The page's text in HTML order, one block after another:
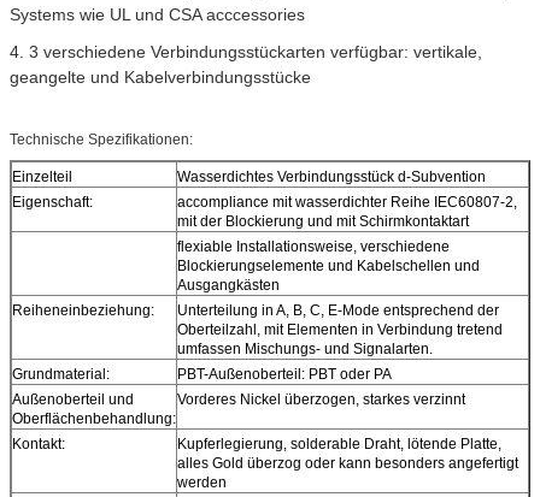
Systems wie UL und CSA acccessories
4. 3 verschiedene Verbindungsstückarten verfügbar: vertikale,
geangelte und Kabelverbindungsstücke
Technische Spezifikationen:
Einzelteil
Wasserdichtes Verbindungsstück d-Subvention
Eigenschaft:
accompliance mit wasserdichter Reihe IEC60807-2,
mit der Blockierung und mit Schirmkontaktart
flexiable Installationsweise, verschiedene
Blockierungselemente und Kabelschellen und
Ausgangkästen
Reiheneinbeziehung:
Unterteilung in A, B, C, E-Mode entsprechend der
Oberteilzahl, mit Elementen in Verbindung tretend
umfassen Mischungs- und Signalarten.
Grundmaterial:
PBT-Außenoberteil: PBT oder PA
Außenoberteil und
Oberflächenbehandlung:
Vorderes Nickel überzogen, starkes verzinnt
Kontakt:
Kupferlegierung, solderable Draht, lötende Platte,
alles Gold überzog oder kann besonders angefertigt
werden